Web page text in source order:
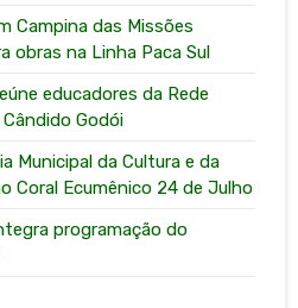
Campina das Missões
obras na Linha Paca Sul
educadores da Rede
Godói
Municipal da Cultura e da
Coral Ecumênico 24 de Julho
programação do